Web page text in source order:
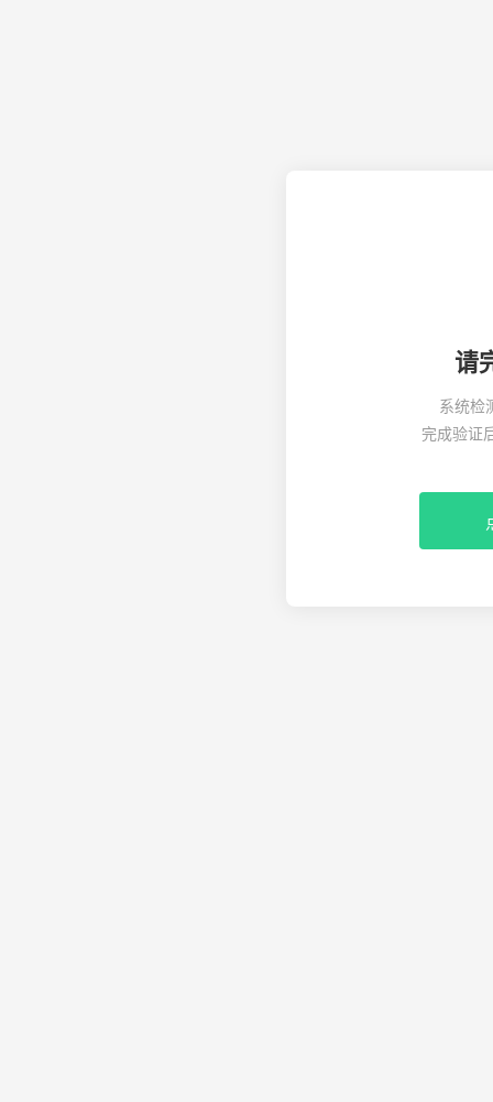
请
系统检
完成验证